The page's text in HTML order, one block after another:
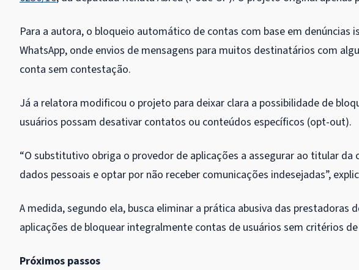
Para a autora, o bloqueio automático de contas com base em denúncias
WhatsApp, onde envios de mensagens para muitos destinatários com
conta sem contestação.
Já a relatora modificou o projeto para deixar clara a possibilidade de
usuários possam desativar contatos ou conteúdos específicos (opt-out).
“O substitutivo obriga o provedor de aplicações a assegurar ao titular
dados pessoais e optar por não receber comunicações indesejadas”,
A medida, segundo ela, busca eliminar a prática abusiva das prestadoras
aplicações de bloquear integralmente contas de usuários sem critérios
Próximos passos